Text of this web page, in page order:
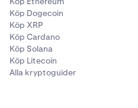
Köp Dogecoin
Köp XRP
Köp Cardano
Köp Solana
Köp Litecoin
Alla kryptoguider